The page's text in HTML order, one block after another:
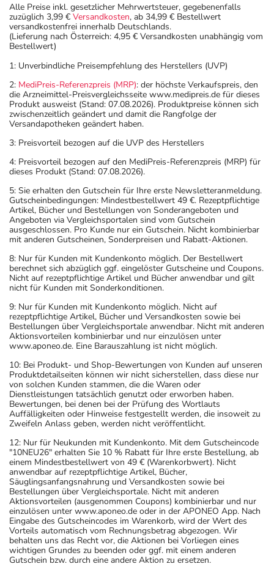
Alle Preise inkl. gesetzlicher Mehrwertsteuer, gegebenenfalls
zuzüglich 3,99 € Versandkosten, ab 34,99 € Bestellwert
versandkostenfrei innerhalb Deutschlands.
(Lieferung nach Österreich: 4,95 € Versandkosten unabhängig vom
Bestellwert)
1: Unverbindliche Preisempfehlung des Herstellers (UVP)
2: MediPreis-Referenzpreis (MRP): der höchste Verkaufspreis, den
die Arzneimittel-Preisvergleichsseite www.medipreis.de für dieses
Produkt ausweist (Stand: 07.08.2026). Produktpreise können sich
zwischenzeitlich geändert und damit die Rangfolge der
Versandapotheken geändert haben.
3: Preisvorteil bezogen auf die UVP des Herstellers
4: Preisvorteil bezogen auf den MediPreis-Referenzpreis (MRP) für
dieses Produkt (Stand: 07.08.2026).
5: Sie erhalten den Gutschein für Ihre erste Newsletteranmeldung.
Gutscheinbedingungen: Mindestbestellwert 49 €. Rezeptpflichtige
Artikel, Bücher und Bestellungen von Sonderangeboten und
Angeboten via Vergleichsportalen sind vom Gutschein
ausgeschlossen. Pro Kunde nur ein Gutschein. Nicht kombinierbar
mit anderen Gutscheinen, Sonderpreisen und Rabatt-Aktionen.
8: Nur für Kunden mit Kundenkonto möglich. Der Bestellwert
berechnet sich abzüglich ggf. eingelöster Gutscheine und Coupons.
Nicht auf rezeptpflichtige Artikel und Bücher anwendbar und gilt
nicht für Kunden mit Sonderkonditionen.
9: Nur für Kunden mit Kundenkonto möglich. Nicht auf
rezeptpflichtige Artikel, Bücher und Versandkosten sowie bei
Bestellungen über Vergleichsportale anwendbar. Nicht mit anderen
Aktionsvorteilen kombinierbar und nur einzulösen unter
www.aponeo.de. Eine Barauszahlung ist nicht möglich.
10: Bei Produkt- und Shop-Bewertungen von Kunden auf unseren
Produktdetailseiten können wir nicht sicherstellen, dass diese nur
von solchen Kunden stammen, die die Waren oder
Dienstleistungen tatsächlich genutzt oder erworben haben.
Bewertungen, bei denen bei der Prüfung des Wortlauts
Auffälligkeiten oder Hinweise festgestellt werden, die insoweit zu
Zweifeln Anlass geben, werden nicht veröffentlicht.
12: Nur für Neukunden mit Kundenkonto. Mit dem Gutscheincode
"10NEU26" erhalten Sie 10 % Rabatt für Ihre erste Bestellung, ab
einem Mindestbestellwert von 49 € (Warenkorbwert). Nicht
anwendbar auf rezeptpflichtige Artikel, Bücher,
Säuglingsanfangsnahrung und Versandkosten sowie bei
Bestellungen über Vergleichsportale. Nicht mit anderen
Aktionsvorteilen (ausgenommen Coupons) kombinierbar und nur
einzulösen unter www.aponeo.de oder in der APONEO App. Nach
Eingabe des Gutscheincodes im Warenkorb, wird der Wert des
Vorteils automatisch vom Rechnungsbetrag abgezogen. Wir
behalten uns das Recht vor, die Aktionen bei Vorliegen eines
wichtigen Grundes zu beenden oder ggf. mit einem anderen
Gutschein bzw. durch eine andere Aktion zu ersetzen.